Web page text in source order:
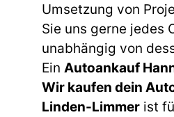
Umsetzung von
Sie uns gerne jedes
unabhängig von
Ein Autoankauf
Wir kaufen dein
Linden-Limmer ist